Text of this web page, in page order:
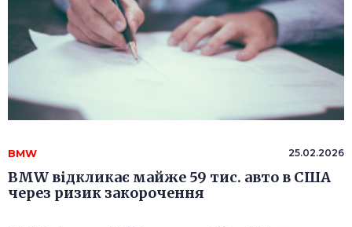
BMW 25.02.2026
BMW відкликає майже 59 тис. авто в США
через ризик закорочення